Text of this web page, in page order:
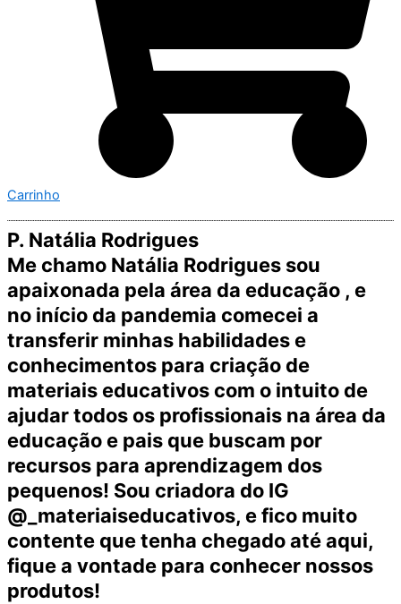
Carrinho
P. Natália Rodrigues
Me chamo Natália Rodrigues sou
apaixonada pela área da educação , e
no início da pandemia comecei a
transferir minhas habilidades e
conhecimentos para criação de
materiais educativos com o intuito de
ajudar todos os profissionais na área da
educação e pais que buscam por
recursos para aprendizagem dos
pequenos! Sou criadora do IG
@_materiaiseducativos, e fico muito
contente que tenha chegado até aqui,
fique a vontade para conhecer nossos
produtos!